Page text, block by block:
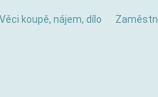
Věci koupě, nájem, dílo